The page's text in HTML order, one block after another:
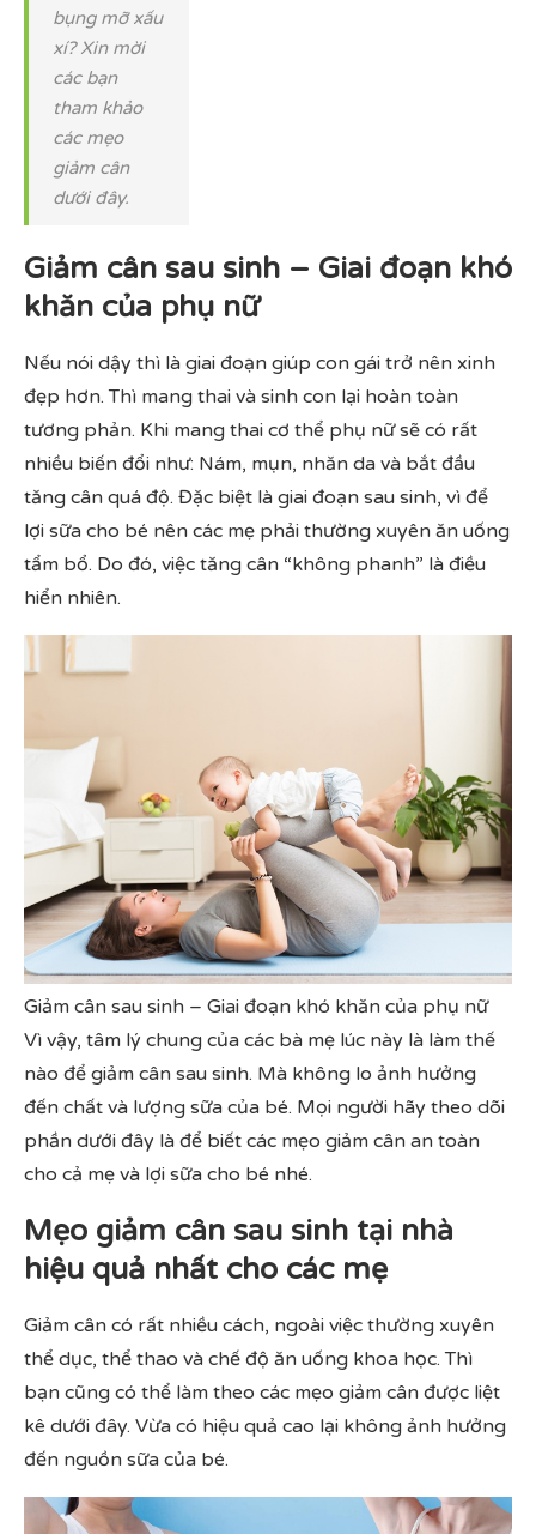
bụng mỡ xấu
xí? Xin mời
các bạn
tham khảo
các mẹo
giảm cân
dưới đây.
Giảm cân sau sinh – Giai đoạn khó
khăn của phụ nữ
Nếu nói dậy thì là giai đoạn giúp con gái trở nên xinh
đẹp hơn. Thì mang thai và sinh con lại hoàn toàn
tương phản. Khi mang thai cơ thể phụ nữ sẽ có rất
nhiều biến đổi như: Nám, mụn, nhăn da và bắt đầu
tăng cân quá độ. Đặc biệt là giai đoạn sau sinh, vì để
lợi sữa cho bé nên các mẹ phải thường xuyên ăn uống
tẩm bổ. Do đó, việc tăng cân “không phanh” là điều
hiển nhiên.
Giảm cân sau sinh – Giai đoạn khó khăn của phụ nữ
Vì vậy, tâm lý chung của các bà mẹ lúc này là làm thế
nào để giảm cân sau sinh. Mà không lo ảnh hưởng
đến chất và lượng sữa của bé. Mọi người hãy theo dõi
phần dưới đây là để biết các mẹo giảm cân an toàn
cho cả mẹ và lợi sữa cho bé nhé.
Mẹo giảm cân sau sinh tại nhà
hiệu quả nhất cho các mẹ
Giảm cân có rất nhiều cách, ngoài việc thường xuyên
thể dục, thể thao và chế độ ăn uống khoa học. Thì
bạn cũng có thể làm theo các mẹo giảm cân được liệt
kê dưới đây. Vừa có hiệu quả cao lại không ảnh hưởng
đến nguồn sữa của bé.